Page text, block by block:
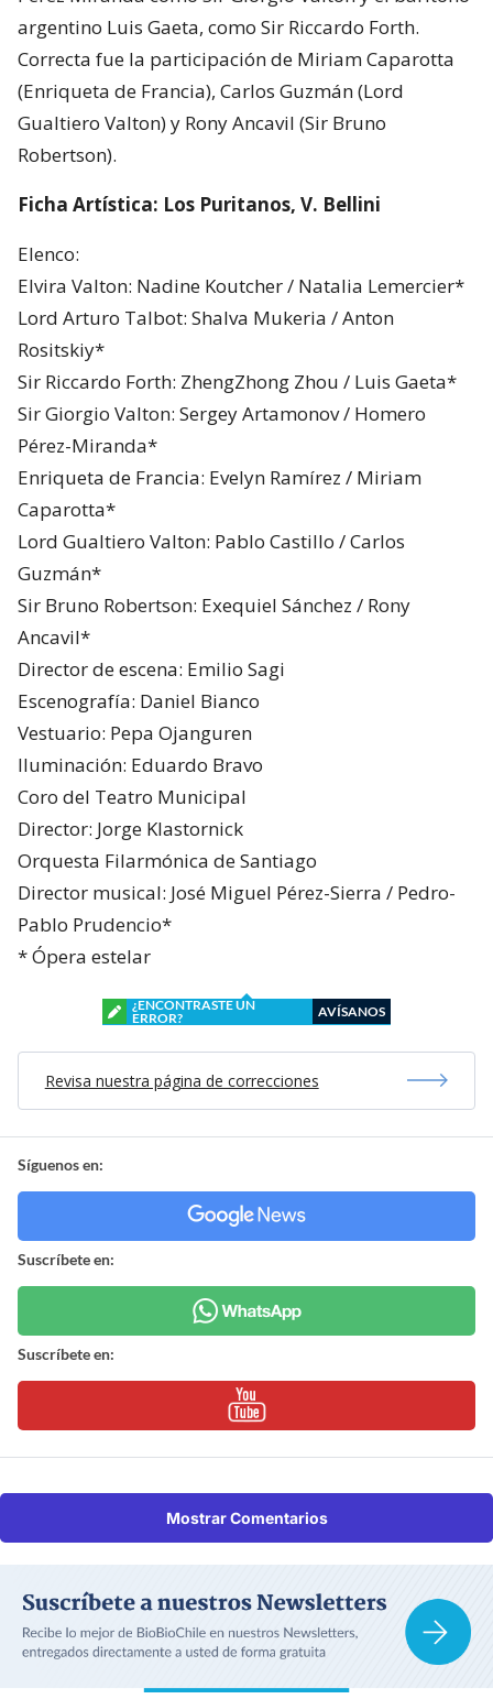
argentino Luis Gaeta, como Sir Riccardo Forth.
Correcta fue la participación de Miriam Caparotta
(Enriqueta de Francia), Carlos Guzmán (Lord
Gualtiero Valton) y Rony Ancavil (Sir Bruno
Robertson).
Ficha Artística: Los Puritanos, V. Bellini
Elenco:
Elvira Valton: Nadine Koutcher / Natalia Lemercier*
Lord Arturo Talbot: Shalva Mukeria / Anton
Rositskiy*
Sir Riccardo Forth: ZhengZhong Zhou / Luis Gaeta*
Sir Giorgio Valton: Sergey Artamonov / Homero
Pérez-Miranda*
Enriqueta de Francia: Evelyn Ramírez / Miriam
Caparotta*
Lord Gualtiero Valton: Pablo Castillo / Carlos
Guzmán*
Sir Bruno Robertson: Exequiel Sánchez / Rony
Ancavil*
Director de escena: Emilio Sagi
Escenografía: Daniel Bianco
Vestuario: Pepa Ojanguren
Iluminación: Eduardo Bravo
Coro del Teatro Municipal
Director: Jorge Klastornick
Orquesta Filarmónica de Santiago
Director musical: José Miguel Pérez-Sierra / Pedro-
Pablo Prudencio*
* Ópera estelar
¿ENCONTRASTE UN
ERROR?
AVÍSANOS
Revisa nuestra página de correcciones
Síguenos en:
Suscríbete en:
Suscríbete en:
Mostrar Comentarios